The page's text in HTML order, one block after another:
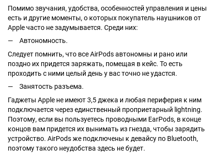
Помимо звучания, удобства, особенностей управления и цены
есть и другие моменты, о которых покупатель наушников от
Apple часто не задумывается. Среди них:
Автономность.
Следует помнить, что все AirPods автономны и рано или
поздно их придется заряжать, помещая в кейс. То есть
проходить с ними целый день у вас точно не удастся.
Занятость разъема.
Гаджеты Apple не имеют 3,5 джека и любая периферия к ним
подключается через единственный проприетарный lightning.
Поэтому, если вы пользуетесь проводными EarPods, в конце
концов вам придется их вынимать из гнезда, чтобы зарядить
устройство. AirPods же подключены к девайсу по Bluetooth,
поэтому такого неудобства здесь не будет.